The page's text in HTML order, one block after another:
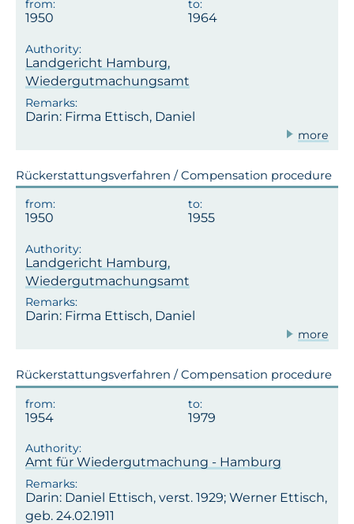
1950 1964
Landgericht Hamburg,
Wiedergutmachungsamt
Darin: Firma Ettisch, Daniel
more
Rückerstattungsverfahren / Compensation procedure
1950 1955
Landgericht Hamburg,
Wiedergutmachungsamt
Darin: Firma Ettisch, Daniel
more
Rückerstattungsverfahren / Compensation procedure
1954 1979
Amt für Wiedergutmachung - Hamburg
Darin: Daniel Ettisch, verst. 1929; Werner Ettisch,
geb. 24.02.1911